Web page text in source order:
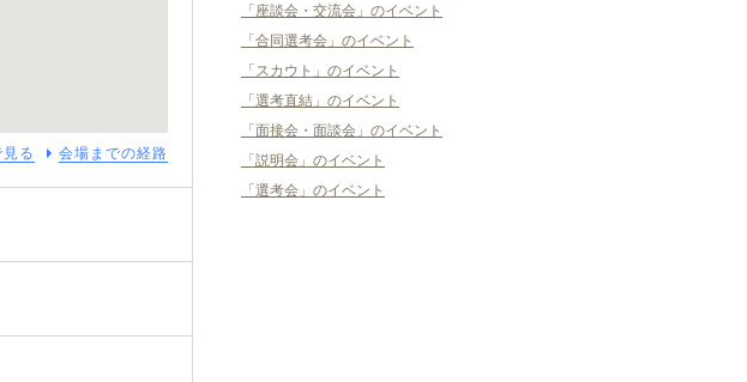
る 会場までの経路
「座談会・交流会」のイベント
「合同選考会」のイベント
「スカウト」のイベント
「選考直結」のイベント
「面接会・面談会」のイベント
「説明会」のイベント
「選考会」のイベント